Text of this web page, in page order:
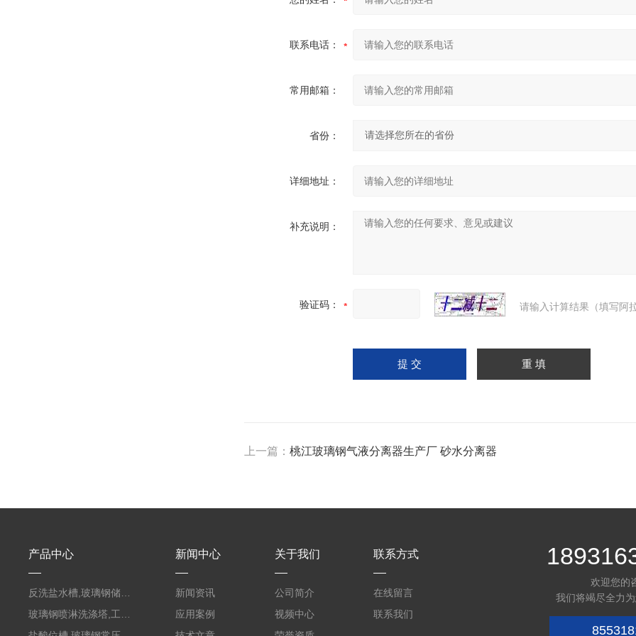
联系电话：
常用邮箱：
省份：
详细地址：
补充说明：
验证码： 请输入计算结果（填写阿
上一篇： 桃江玻璃钢气液分离器生产厂 砂水分离器
产品中心 新闻中心
新闻资讯
应用案例
关于我们
公司简介
视频中心
联系方式
在线留言
联系我们
欢迎您的
我们将竭尽全力